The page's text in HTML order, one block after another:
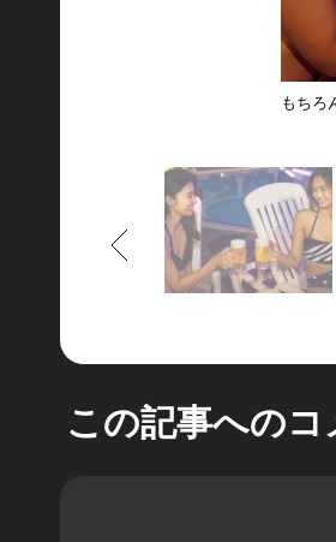
もちろ
もどる
この記事へのコ